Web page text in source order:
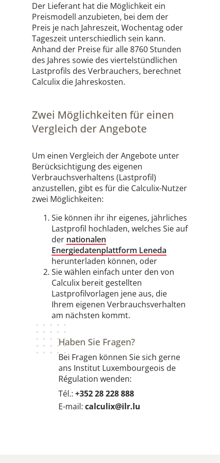
Der Lieferant hat die Möglichkeit ein
Preismodell anzubieten, bei dem der
Preis je nach Jahreszeit, Wochentag oder
Tageszeit unterschiedlich sein kann.
Anhand der Preise für alle 8760 Stunden
des Jahres sowie des viertelstündlichen
Lastprofils des Verbrauchers, berechnet
Calculix die Jahreskosten.
Zwei Möglichkeiten für einen
Vergleich der Angebote
Um einen Vergleich der Angebote unter
Berücksichtigung des eigenen
Verbrauchsverhaltens (Lastprofil)
anzustellen, gibt es für die Calculix-Nutzer
zwei Möglichkeiten:
Sie können ihr ihr eigenes, jährliches
Lastprofil hochladen, welches Sie auf
der nationalen
Energiedatenplattform Leneda
herunterladen können, oder
Sie wählen einfach unter den von
Calculix bereit gestellten
Lastprofilvorlagen jene aus, die
Ihrem eigenen Verbrauchsverhalten
am nächsten kommt.
Haben Sie Fragen?
Bei Fragen können Sie sich gerne
ans Institut Luxembourgeois de
Régulation wenden:
Tél.: +352 28 228 888
E-mail: calculix@ilr.lu​